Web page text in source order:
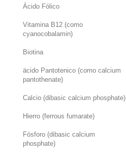
Ácido Fólico
Vitamina B12 (como
cyanocobalamin)
Biotina
äcido Pantotenico (como calcium
pantothenate)
Calcio (dibasic calcium phosphate)
Hierro (ferrous fumarate)
Fósforo (dibasic calcium
phosphate)